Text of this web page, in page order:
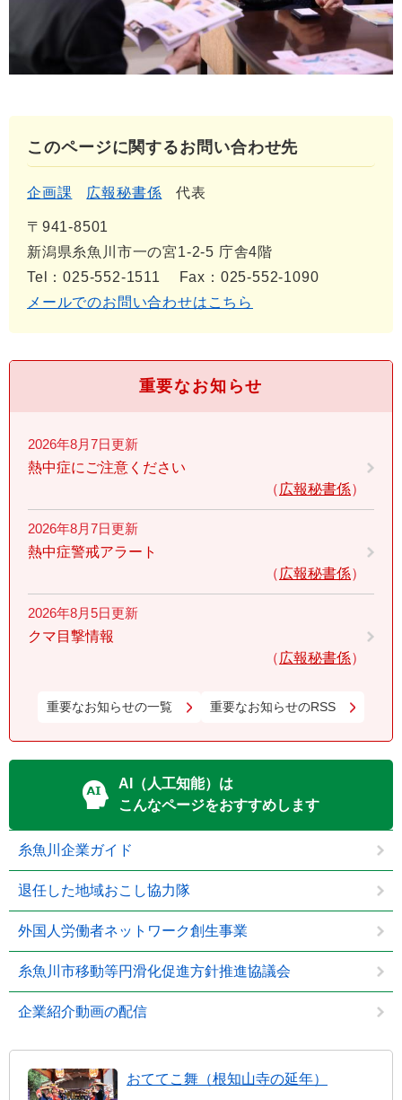
このページに関するお問い合わせ先
企画課 広報秘書係 代表
〒941-8501
新潟県糸魚川市一の宮1-2-5 庁舎4階
Tel：025-552-1511
Fax：025-552-1090
メールでのお問い合わせはこちら
重要なお知らせ
2026年8月7日更新
熱中症にご注意ください
広報秘書係
2026年8月7日更新
熱中症警戒アラート
広報秘書係
2026年8月5日更新
クマ目撃情報
広報秘書係
重要なお知らせの一覧 重要なお知らせのRSS
AI（人工知能）は
こんなページをおすすめします
糸魚川企業ガイド
退任した地域おこし協力隊
外国人労働者ネットワーク創生事業
糸魚川市移動等円滑化促進方針推進協議会
企業紹介動画の配信
おててこ舞（根知山寺の延年）